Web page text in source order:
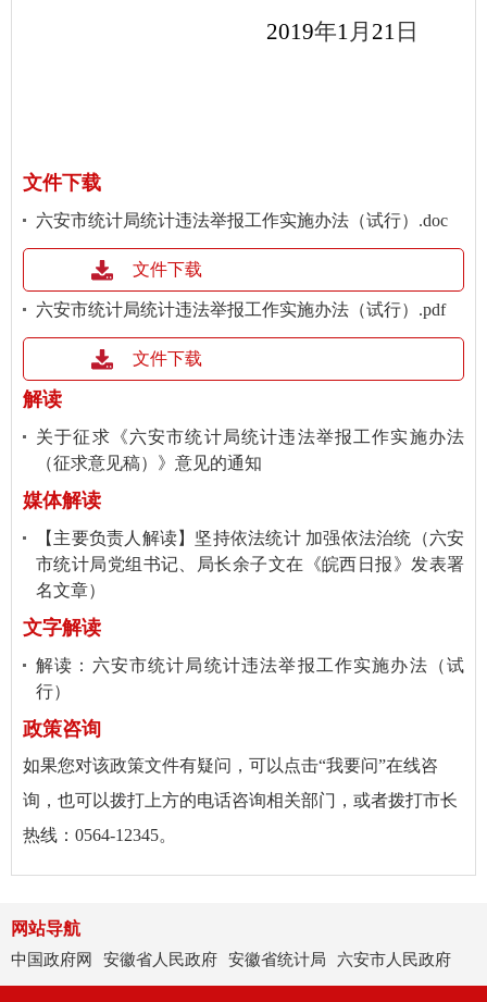
2019年1月 21 日
文件下载
六安市统计局统计违法举报工作实施办法（试行）.doc
文件下载
六安市统计局统计违法举报工作实施办法（试行）.pdf
文件下载
解读
关于征求《六安市统计局统计违法举报工作实施办法
（征求意见稿）》意见的通知
媒体解读
【主要负责人解读】坚持依法统计 加强依法治统（六安
市统计局党组书记、局长余子文在《皖西日报》发表署
名文章）
文字解读
解读：六安市统计局统计违法举报工作实施办法（试
行）
政策咨询
如果您对该政策文件有疑问，可以点击“我要问”在线咨
询，也可以拨打上方的电话咨询相关部门，或者拨打市长
热线：0564-12345。
网站导航
中国政府网
安徽省人民政府 安徽省统计局 六安市人民政府